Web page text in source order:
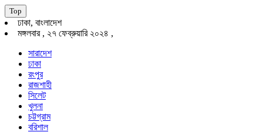
Top
ঢাকা, বাংলাদেশ
মঙ্গলবার , ২৭ ফেব্রুয়ারি ২০২৪ ,
সারাদেশ
ঢাকা
রংপুর
রাজশাহী
সিলেট
খুলনা
চট্টগ্রাম
বরিশাল